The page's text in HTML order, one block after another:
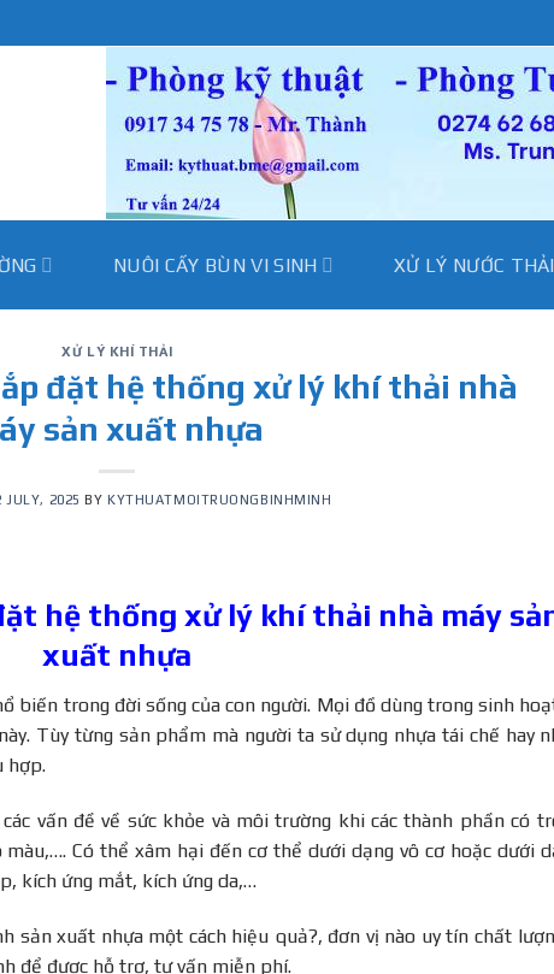
NUÔI CẤY BÙN VI SINH XỬ LÝ NƯỚC THẢI
XỬ LÝ KHÍ THẢI
đặt hệ thống xử lý khí thải nhà
sản xuất nhựa
JULY, 2025 BY KYTHUATMOITRUONGBINHMINH
hệ thống xử lý khí thải nhà máy
xuất nhựa
biến trong đời sống của con người. Mọi đồ dùng trong sinh
Tùy từng sản phẩm mà người ta sử dụng nhựa tái chế hay
hợp.
vấn đề về sức khỏe và môi trường khi các thành phần có
Có thể xâm hại đến cơ thể dưới dạng vô cơ hoặc dưới
kích ứng mắt, kích ứng da,…
sản xuất nhựa một cách hiệu quả?, đơn vị nào uy tín chất
để được hỗ trợ, tư vấn miễn phí.